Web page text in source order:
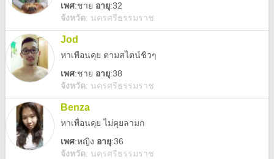
เพศ:ชาย อายุ:32
จังหวัด: นครศรีธรรมราช
Jod
หาเพือนคุย ตามสไตน์ชิวๆ
เพศ:ชาย อายุ:38
จังหวัด: นครศรีธรรมราช
Benza
หาเพื่อนคุย ไม่คุยลามก
เพศ:หญิง อายุ:36
จังหวัด: นครศรีธรรมราช